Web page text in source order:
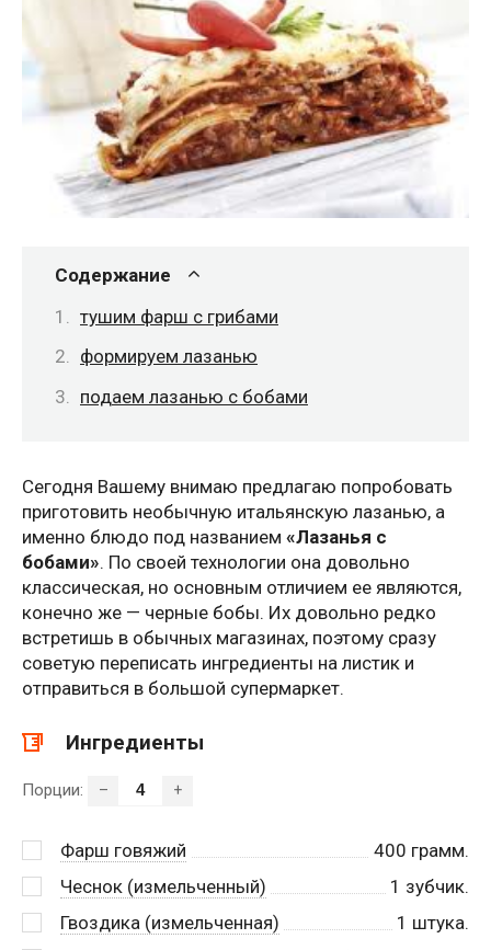
Содержание
тушим фарш с грибами
формируем лазанью
подаем лазанью с бобами
Сегодня Вашему внимаю предлагаю попробовать
приготовить необычную итальянскую лазанью, а
именно блюдо под названием «Лазанья с
бобами». По своей технологии она довольно
классическая, но основным отличием ее являются,
конечно же — черные бобы. Их довольно редко
встретишь в обычных магазинах, поэтому сразу
советую переписать ингредиенты на листик и
отправиться в большой супермаркет.
Ингредиенты
Порции: – +
Фарш говяжий 400 грамм.
Чеснок (измельченный)
1 зубчик.
Гвоздика (измельченная)
1 штука.